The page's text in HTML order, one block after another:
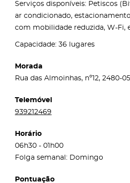
Serviços disponíveis: Petiscos
ar condicionado,
com mobilidade reduzida, W-Fi,
Capacidade: 36 lugares
Morada
Rua das Almoinhas, nº12, 2480-
Telemóvel
939212469
Horário
06h30 - 01h00
Folga semanal: Domingo
Pontuação